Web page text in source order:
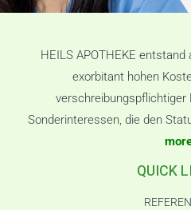
HEILS APOTHEKE
exorbitant hohen
verschreibungspflichtiger
Sonderinteressen, die den
QUICK